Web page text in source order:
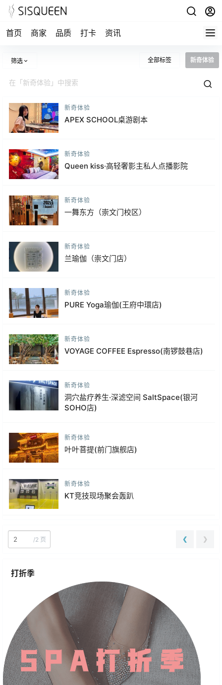
首页 商家 品质 打卡 资讯
筛选 全部标签 新奇体验
新奇体验
APEX SCHOOL桌游剧本
新奇体验
Queen kiss·高轻奢影主私人点播影院
新奇体验
一舞东方（崇文门校区）
新奇体验
兰瑜伽（崇文门店）
新奇体验
PURE Yoga瑜伽(王府中環店)
新奇体验
VOYAGE COFFEE Espresso(南锣鼓巷店)
新奇体验
洞穴盐疗养生·深滤空间 SaltSpace(银河
SOHO店)
新奇体验
叶叶菩提(前门旗舰店)
新奇体验
KT竞技现场聚会轰趴
/2 页 ❮ ❯
打折季